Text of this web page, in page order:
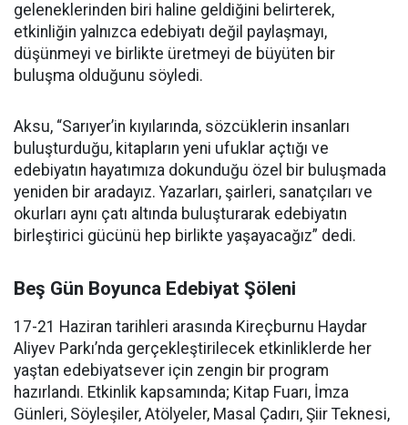
geleneklerinden biri haline geldiğini belirterek,
etkinliğin yalnızca edebiyatı değil paylaşmayı,
düşünmeyi ve birlikte üretmeyi de büyüten bir
buluşma olduğunu söyledi.
Aksu, “Sarıyer’in kıyılarında, sözcüklerin insanları
buluşturduğu, kitapların yeni ufuklar açtığı ve
edebiyatın hayatımıza dokunduğu özel bir buluşmada
yeniden bir aradayız. Yazarları, şairleri, sanatçıları ve
okurları aynı çatı altında buluşturarak edebiyatın
birleştirici gücünü hep birlikte yaşayacağız” dedi.
Beş Gün Boyunca Edebiyat Şöleni
17-21 Haziran tarihleri arasında Kireçburnu Haydar
Aliyev Parkı’nda gerçekleştirilecek etkinliklerde her
yaştan edebiyatsever için zengin bir program
hazırlandı. Etkinlik kapsamında; Kitap Fuarı, İmza
Günleri, Söyleşiler, Atölyeler, Masal Çadırı, Şiir Teknesi,